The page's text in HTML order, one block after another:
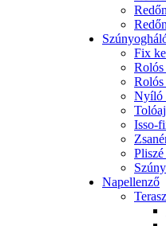
Fix
Rolós
Rolós
Nyíló
Isso-
Napellenző